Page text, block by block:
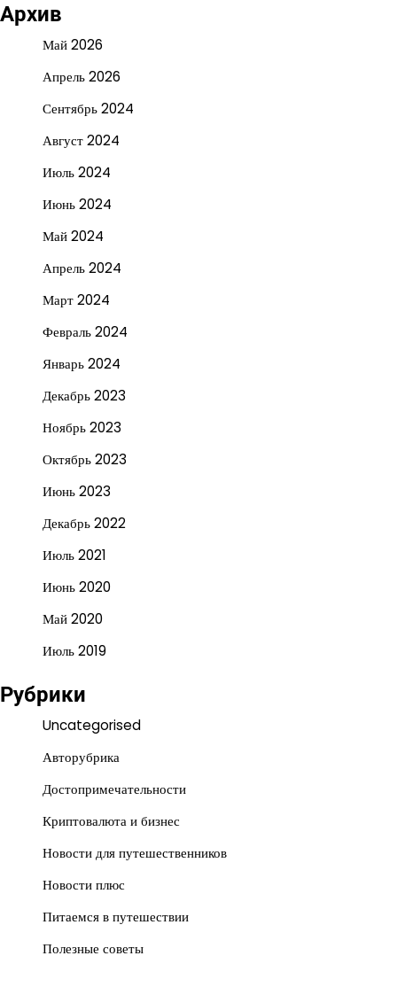
Архив
Май 2026
Апрель 2026
Сентябрь 2024
Август 2024
Июль 2024
Июнь 2024
Май 2024
Апрель 2024
Март 2024
Февраль 2024
Январь 2024
Декабрь 2023
Ноябрь 2023
Октябрь 2023
Июнь 2023
Декабрь 2022
Июль 2021
Июнь 2020
Май 2020
Июль 2019
Рубрики
Uncategorised
Авторубрика
Достопримечательности
Криптовалюта и бизнес
Новости для путешественников
Новости плюс
Питаемся в путешествии
Полезные советы